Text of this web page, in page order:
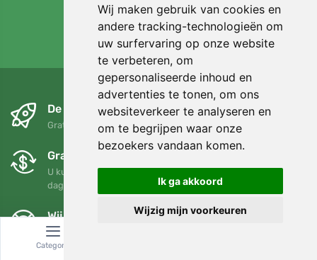
Wij maken gebruik van cookies en
andere tracking-technologieën om
uw surfervaring op onze website
te verbeteren, om
gepersonaliseerde inhoud en
advertenties te tonen, om ons
websiteverkeer te analyseren en
om te begrijpen waar onze
bezoekers vandaan komen.
Ik ga akkoord
Wijzig mijn voorkeuren
4,7/5 97%
De volgende dag en gratis
Gratis verzending voor bestellingen boven 95 EUR
Gratis ruilen en retourneren
U kunt uw bestelling op elk gewenst moment binnen 90
dagen retourneren of ruilen
Wij steunen Trees.org
Voor elke bestelling planten we een boom! Lees meer
ons.
Categorie